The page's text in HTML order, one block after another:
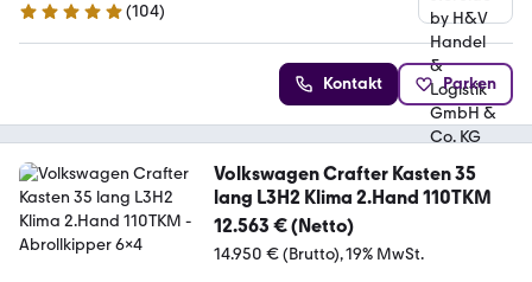
4.9 Sterne
(104)
Kontakt Parken
Volkswagen Crafter Kasten 35
lang L3H2 Klima 2.Hand 110TKM
12.563 € (Netto)
14.950 € (Brutto) 19% MwSt.